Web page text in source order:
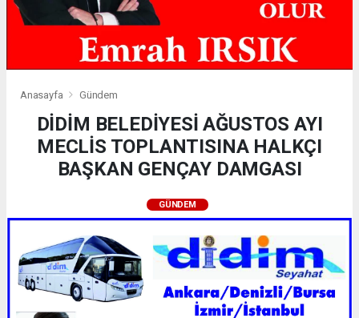
Anasayfa Gündem
DİDİM BELEDİYESİ AĞUSTOS AYI
MECLİS TOPLANTISINA HALKÇI
BAŞKAN GENÇAY DAMGASI
GÜNDEM